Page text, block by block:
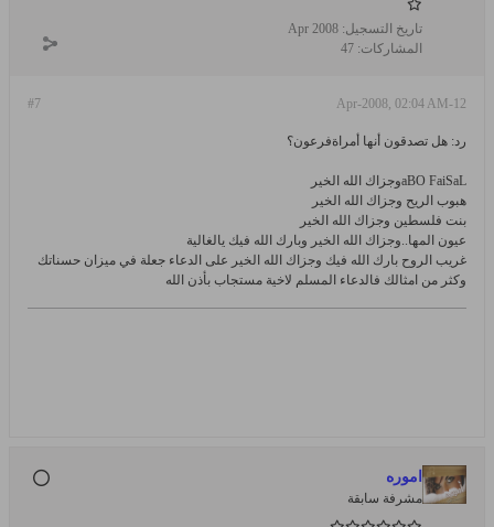
تاريخ التسجيل: Apr 2008
المشاركات: 47
#7 12-Apr-2008, 02:04 AM
رد: هل تصدقون أنها أمراةفرعون؟
aBO FaiSaLوجزاك الله الخير
هبوب الريح وجزاك الله الخير
بنت فلسطين وجزاك الله الخير
عيون المها..وجزاك الله الخير وبارك الله فيك يالغالية
غريب الروح بارك الله فيك وجزاك الله الخير على الدعاء جعلة في ميزان حسناتك
وكثر من امثالك فالدعاء المسلم لاخية مستجاب بأذن الله
اموره
مشرفة سابقة